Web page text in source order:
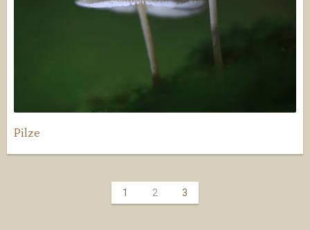
Pilze
1 2 3